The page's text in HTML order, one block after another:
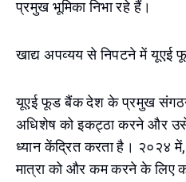
प्रमुख भूमिका निभा रहे हैं।
खाद्य अपव्यय से निपटने में यूएई
यूएई फूड बैंक देश के प्रमुख
अधिशेष को इकट्ठा करने और
ध्यान केंद्रित करता है। २०२४
मात्रा को और कम करने के लिए